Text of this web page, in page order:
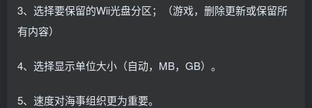
3、选择要保留的Wii光盘分区；（游戏，删除更新或保留所
有内容）
4、选择显示单位大小（自动，MB，GB）。
5、速度对海事组织更为重要。